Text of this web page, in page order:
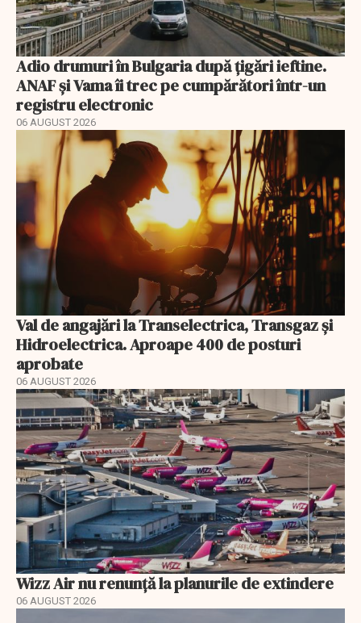
Adio drumuri în Bulgaria după țigări ieftine.
ANAF și Vama îi trec pe cumpărători într-un
registru electronic
06 AUGUST 2026
Val de angajări la Transelectrica, Transgaz și
Hidroelectrica. Aproape 400 de posturi
aprobate
06 AUGUST 2026
Wizz Air nu renunță la planurile de extindere
06 AUGUST 2026